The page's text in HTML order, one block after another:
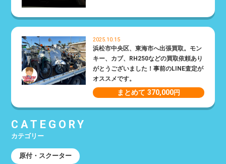
2025.10.15
浜松市中央区、東海市へ出張買取。モン
キー、カブ、RH250などの買取依頼あり
がとうございました！事前のLINE査定が
オススメです。
まとめて 370,000円
CATEGORY
カテゴリー
原付・スクーター